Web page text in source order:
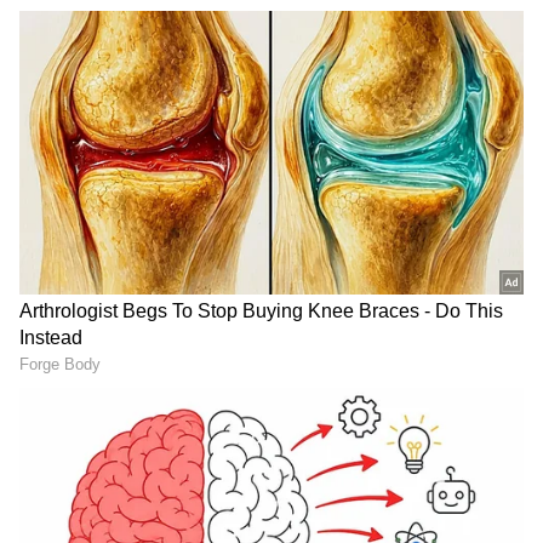
ಆರ್ಥಿಕ ಪಾಲುದಾರಿಕೆ ಮತ್ತು ವ್ಯಾಪಾರ ಗುರಿಗಳು
ವ್ಯಾಪಾರ ಮತ್ತು ಹೂಡಿಕೆ, ಭಾರತ-EFTA ವ್ಯಾಪಾರ ಮತ್ತು
ಆರ್ಥಿಕ ಪಾಲುದಾರಿಕೆ ಒಪ್ಪಂದ (TEPA), ಹವಾಮಾನ
ಬದಲಾವಣೆ, ಇಂಧನ ಪರಿವರ್ತನೆ, ನೀಲಿ ಆರ್ಥಿಕತೆ, ಸಾಗರ
RECOMMENDED STORIES